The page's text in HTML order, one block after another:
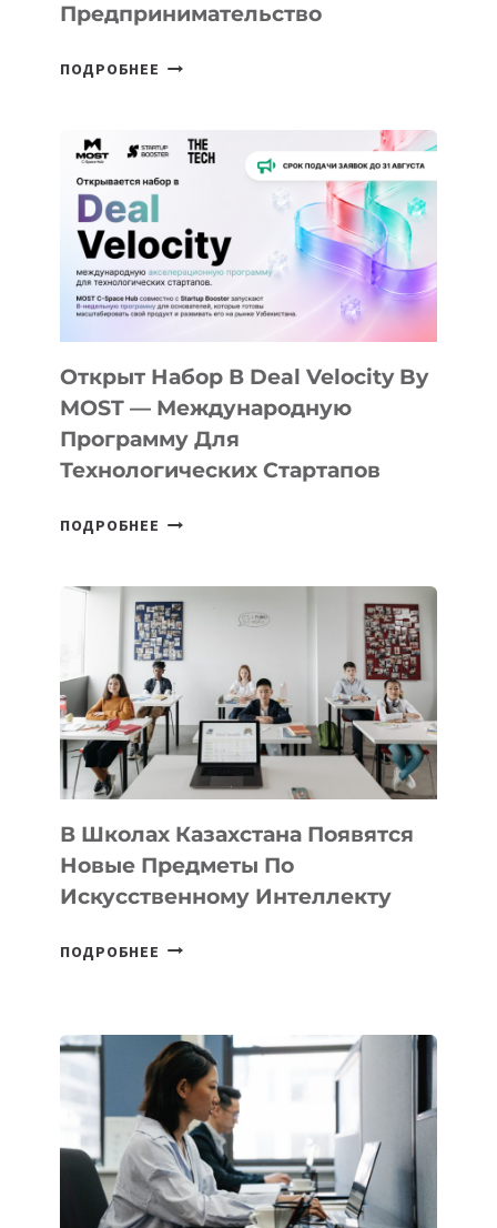
Предпринимательство
ПОДРОБНЕЕ ОТ
АЛМАТЫ:
КАК
AI
YOUTH
CAMP
ДАЛ
30
ПОДРОСТКАМ
БИЛЕТ
В
ПРЕДПРИНИМАТЕЛЬСТВО
Открыт Набор В Deal Velocity By
MOST — Международную
Программу Для
Технологических Стартапов
ПОДРОБНЕЕ ОТКРЫТ
DEAL
VELOCITY
BY
MOST
—
МЕЖДУНАРОДНУЮ
ПРОГРАММУ
ДЛЯ
ТЕХНОЛОГИЧЕСКИХ
В Школах Казахстана Появятся
Новые Предметы По
Искусственному Интеллекту
ПОДРОБНЕЕ В
НОВЫЕ
ПРЕДМЕТЫ
ПО
ИСКУССТВЕННОМУ
ИНТЕЛЛЕКТУ